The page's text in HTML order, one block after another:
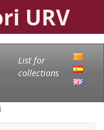
URV
List for
collections